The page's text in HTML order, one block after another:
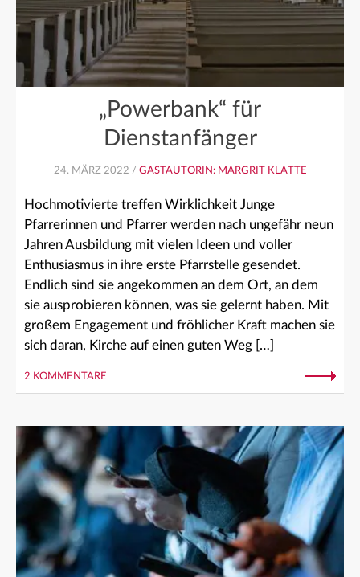
„Powerbank“ für
Dienstanfänger
24. MÄRZ 2022 / GASTAUTORIN: MARGRIT KLATTE
Hochmotivierte treffen Wirklichkeit Junge
Pfarrerinnen und Pfarrer werden nach ungefähr neun
Jahren Ausbildung mit vielen Ideen und voller
Enthusiasmus in ihre erste Pfarrstelle gesendet.
Endlich sind sie angekommen an dem Ort, an dem
sie ausprobieren können, was sie gelernt haben. Mit
großem Engagement und fröhlicher Kraft machen sie
sich daran, Kirche auf einen guten Weg […]
2 KOMMENTARE